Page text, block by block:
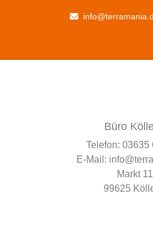
Büro
Telefon: 03635
E-Mail:
Markt 11
99625